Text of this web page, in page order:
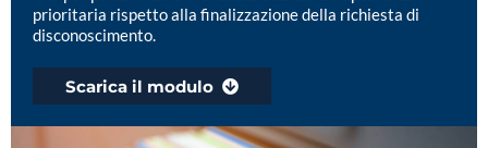
prioritaria rispetto alla finalizzazione della richiesta di
disconoscimento.
Scarica il modulo